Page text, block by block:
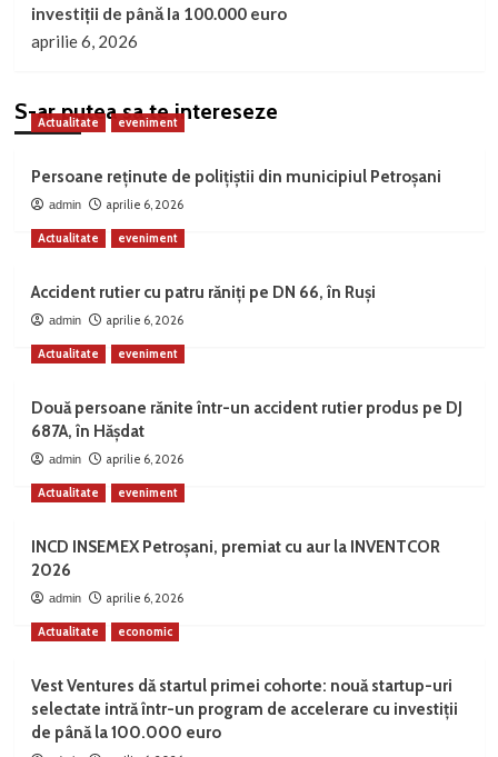
investiții de până la 100.000 euro
aprilie 6, 2026
S-ar putea sa te intereseze
Actualitate eveniment
Persoane reținute de polițiștii din municipiul Petroșani
admin aprilie 6, 2026
Actualitate eveniment
Accident rutier cu patru răniți pe DN 66, în Ruși
admin aprilie 6, 2026
Actualitate eveniment
Două persoane rănite într-un accident rutier produs pe DJ
687A, în Hășdat
admin aprilie 6, 2026
Actualitate eveniment
INCD INSEMEX Petroșani, premiat cu aur la INVENTCOR
2026
admin aprilie 6, 2026
Actualitate economic
Vest Ventures dă startul primei cohorte: nouă startup-uri
selectate intră într-un program de accelerare cu investiții
de până la 100.000 euro